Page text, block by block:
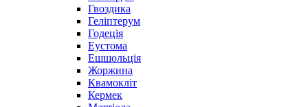
Гвоздика
Геліптерум
Годеція
Еустома
Ешшольція
Жоржина
Квамокліт
Кермек